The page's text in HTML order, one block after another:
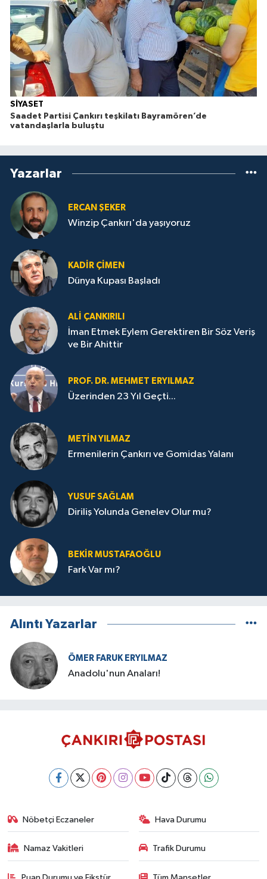
SİYASET
Saadet Partisi Çankırı teşkilatı Bayramören’de
vatandaşlarla buluştu
Yazarlar
ERCAN ŞEKER
Winzip Çankırı'da yaşıyoruz
KADIR ÇIMEN
Dünya Kupası Başladı
ALI ÇANKIRILI
İman Etmek Eylem Gerektiren Bir Söz Veriş
ve Bir Ahittir
PROF. DR. MEHMET ERYILMAZ
Üzerinden 23 Yıl Geçti...
METIN YILMAZ
Ermenilerin Çankırı ve Gomidas Yalanı
YUSUF SAĞLAM
Diriliş Yolunda Genelev Olur mu?
BEKIR MUSTAFAOĞLU
Fark Var mı?
Alıntı Yazarlar
ÖMER FARUK ERYILMAZ
Anadolu'nun Anaları!
Nöbetçi Eczaneler Hava Durumu
Namaz Vakitleri Trafik Durumu
Puan Durumu ve Fikstür Tüm Manşetler